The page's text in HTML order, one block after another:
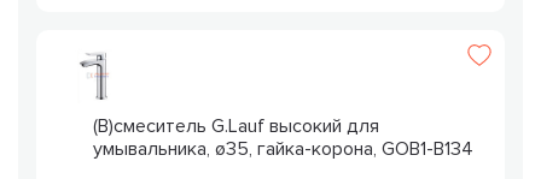
(В)смеситель G.Lauf высокий для
умывальника, ø35, гайка-корона, GOB1-B134